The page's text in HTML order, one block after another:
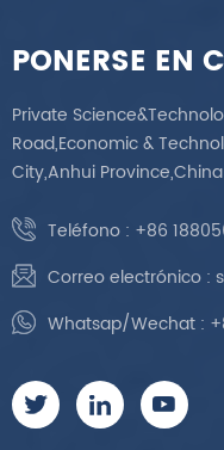
PONERSE EN
Private
Road,Economic &
City,Anhui Province,China
Teléfono : +86
Correo electrónico :
Whatsap/Wechat :